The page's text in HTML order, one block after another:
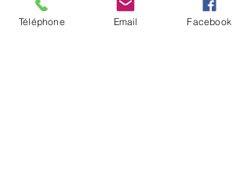
Téléphone Email Facebook